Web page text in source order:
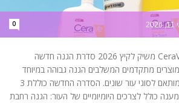
0
מותג הדרמו-קוסמטיקה CeraVe משיק לקיץ 2026 סדרת הגנה חדשה
מתקדמים המשלבים הגנה גבוהה במיוחד
(SPF50/50+) עם טיפוח מותאם לסוגי עור שונים. הסדרה החדשה כוללת 3
כולל לצרכים היומיומיים של העור: הגנה רחבת